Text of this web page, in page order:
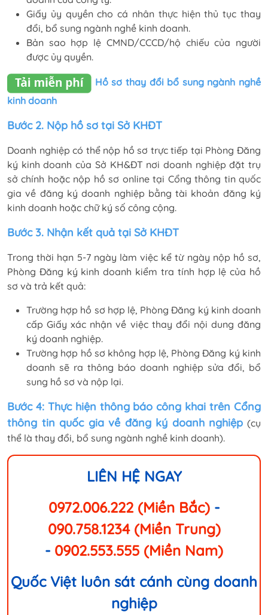
Giấy ủy quyền cho cá nhân thực hiện thủ tục thay
đổi, bổ sung ngành nghề kinh doanh.
Bản sao hợp lệ CMND/CCCD/hộ chiếu của người
được ủy quyền.
Hồ sơ thay đổi bổ sung ngành nghề
kinh doanh
Bước 2. Nộp hồ sơ tại Sở KHĐT
Doanh nghiệp có thể nộp hồ sơ trực tiếp tại Phòng Đăng
ký kinh doanh của Sở KH&ĐT nơi doanh nghiệp đặt trụ
sở chính hoặc nộp hồ sơ online tại Cổng thông tin quốc
gia về đăng ký doanh nghiệp bằng tài khoản đăng ký
kinh doanh hoặc chữ ký số công cộng.
Bước 3. Nhận kết quả tại Sở KHĐT
Trong thời hạn 5-7 ngày làm việc kể từ ngày nộp hồ sơ,
Phòng Đăng ký kinh doanh kiểm tra tính hợp lệ của hồ
sơ và trả kết quả:
Trường hợp hồ sơ hợp lệ, Phòng Đăng ký kinh doanh
cấp Giấy xác nhận về việc thay đổi nội dung đăng
ký doanh nghiệp.
Trường hợp hồ sơ không hợp lệ, Phòng Đăng ký kinh
doanh sẽ ra thông báo doanh nghiệp sửa đổi, bổ
sung hồ sơ và nộp lại.
Bước 4: Thực hiện thông báo công khai trên Cổng
thông tin quốc gia về đăng ký doanh nghiệp (cụ
thể là thay đổi, bổ sung ngành nghề kinh doanh).
LIÊN HỆ NGAY
0972.006.222 (Miền Bắc) -
090.758.1234 (Miền Trung)
- 0902.553.555 (Miền Nam)
Quốc Việt luôn sát cánh cùng doanh
nghiệp